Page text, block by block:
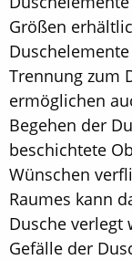
Größen
Trennung zum
ermöglichen
Begehen der
beschichtete
Wünschen
Raumes kann
Dusche verlegt
Gefälle der